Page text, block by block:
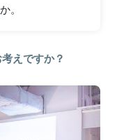
。
えですか？